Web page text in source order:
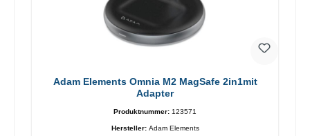
Adam Elements Omnia M2 MagSafe 2in1mit
Adapter
Produktnummer: 123571
Hersteller: Adam Elements